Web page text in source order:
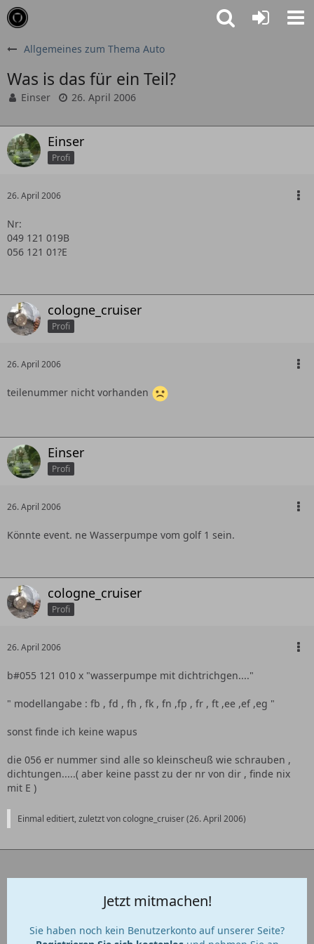
Allgemeines zum Thema Auto
Was is das für ein Teil?
Einser 26. April 2006
Einser
Profi
26. April 2006
Nr:
049 121 019B
056 121 01?E
cologne_cruiser
Profi
26. April 2006
teilenummer nicht vorhanden
Einser
Profi
26. April 2006
Könnte event. ne Wasserpumpe vom golf 1 sein.
cologne_cruiser
Profi
26. April 2006
b#055 121 010 x "wasserpumpe mit dichtrichgen...."
" modellangabe : fb , fd , fh , fk , fn ,fp , fr , ft ,ee ,ef ,eg "
sonst finde ich keine wapus
die 056 er nummer sind alle so kleinscheuß wie schrauben ,
dichtungen.....( aber keine passt zu der nr von dir , finde nix
mit E )
Einmal editiert, zuletzt von cologne_cruiser (26. April 2006)
Jetzt mitmachen!
Sie haben noch kein Benutzerkonto auf unserer Seite?